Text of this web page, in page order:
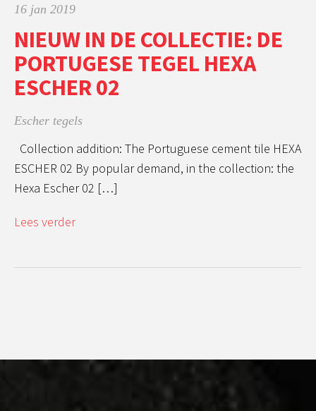
16 jan 2019
NIEUW IN DE COLLECTIE: DE
PORTUGESE TEGEL HEXA
ESCHER 02
Escher tegels
Collection addition: The Portuguese cement tile HEXA
ESCHER 02 By popular demand, in the collection: the
Hexa Escher 02 […]
Lees verder